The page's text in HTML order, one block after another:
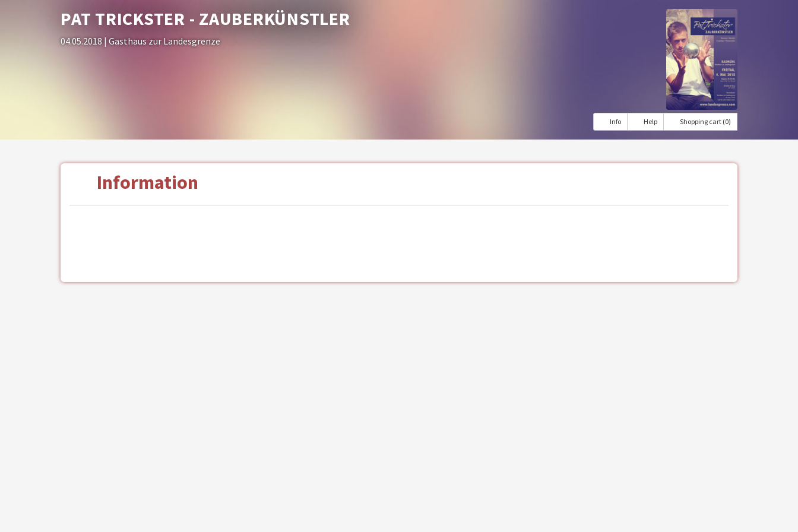
PAT TRICKSTER - ZAUBERKÜNSTLER
04.05.2018 | Gasthaus zur Landesgrenze
Info Help Shopping cart (0)
Information